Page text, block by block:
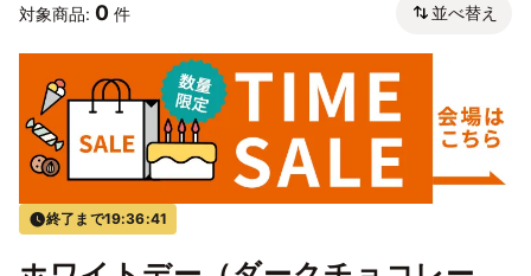
対象商品: 0 件 並べ替え
終了まで19:36:40